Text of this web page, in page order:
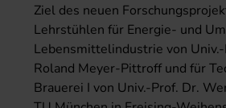
Ziel des neuen
Lehrstühlen für Energie- und
Lebensmittelindustrie von
Roland Meyer-Pittroff und für
Brauerei I von Univ.-Prof. Dr.